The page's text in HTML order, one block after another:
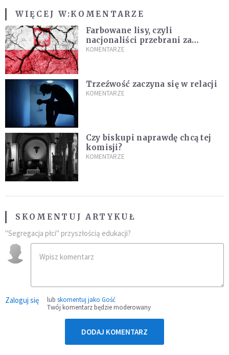
WIĘCEJ W:KOMENTARZE
Farbowane lisy, czyli
nacjonaliści przebrani za
chrześcijan
KOMENTARZE
Trzeźwość zaczyna się w relacji
KOMENTARZE
Czy biskupi naprawdę chcą tej
komisji?
KOMENTARZE
SKOMENTUJ ARTYKUŁ
"Segregacja płci" przyszłością edukacji?
Zaloguj się lub skomentuj jako Gość
Twój komentarz będzie moderowany
DODAJ KOMENTARZ